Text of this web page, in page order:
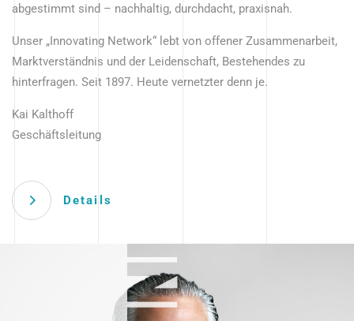
abgestimmt sind – nachhaltig, durchdacht, praxisnah.
Unser „Innovating Network“ lebt von offener Zusammenarbeit,
Marktverständnis und der Leidenschaft, Bestehendes zu
hinterfragen. Seit 1897. Heute vernetzter denn je.
Kai Kalthoff
Geschäftsleitung
Details